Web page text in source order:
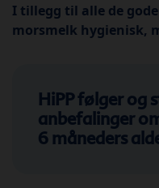
I tillegg til alle de
morsmelk hygienisk,
HiPP følger og
anbefalinger
6 måneders